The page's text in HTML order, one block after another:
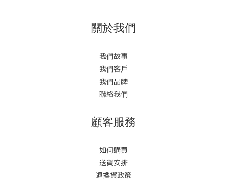
關於我們
我們故事
我們客戶
我們品牌
聯絡我們
顧客服務
如何購買
送貨安排
退換貨政策